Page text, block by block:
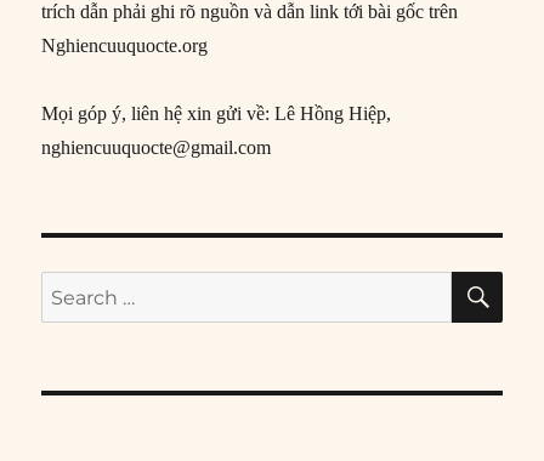
trích dẫn phải ghi rõ nguồn và dẫn link tới bài gốc trên
Nghiencuuquocte.org
Mọi góp ý, liên hệ xin gửi về: Lê Hồng Hiệp,
nghiencuuquocte@gmail.com
Search
for: